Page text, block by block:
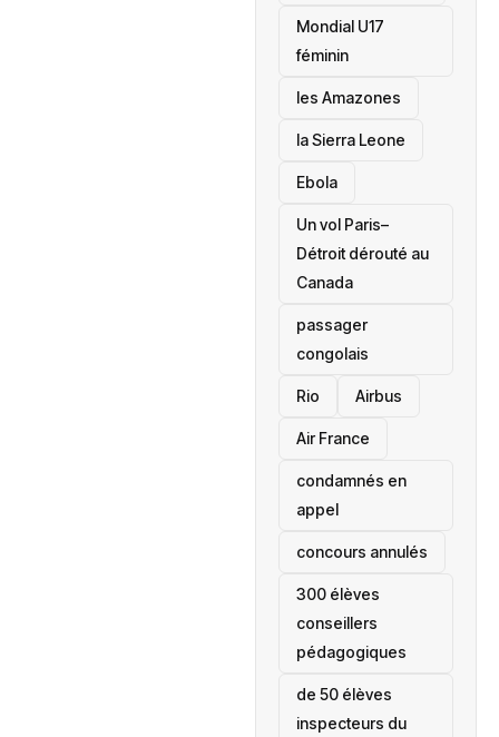
Mondial U17
féminin
les Amazones
la Sierra Leone
‎Ebola
Un vol Paris–
Détroit dérouté au
Canada
passager
congolais
Rio Airbus
Air France
condamnés en
appel
concours annulés
300 élèves
conseillers
pédagogiques
de 50 élèves
inspecteurs du